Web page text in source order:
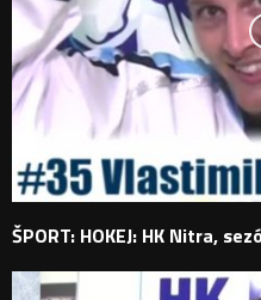
ŠPORT: HOKEJ: HK Nitra,